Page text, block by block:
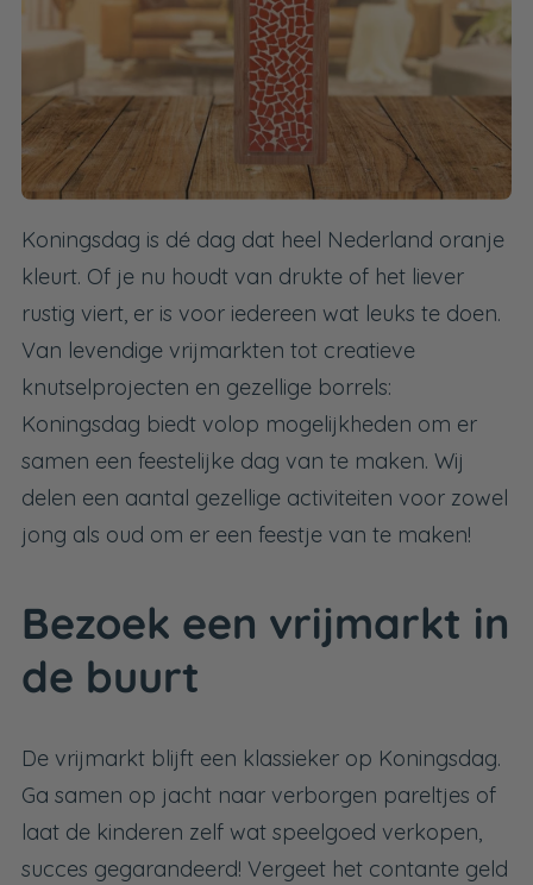
Koningsdag is dé dag dat heel Nederland oranje
kleurt. Of je nu houdt van drukte of het liever
rustig viert, er is voor iedereen wat leuks te doen.
Van levendige vrijmarkten tot creatieve
knutselprojecten en gezellige borrels:
Koningsdag biedt volop mogelijkheden om er
samen een feestelijke dag van te maken. Wij
delen een aantal gezellige activiteiten voor zowel
jong als oud om er een feestje van te maken!
Bezoek een vrijmarkt in
de buurt
De vrijmarkt blijft een klassieker op Koningsdag.
Ga samen op jacht naar verborgen pareltjes of
laat de kinderen zelf wat speelgoed verkopen,
succes gegarandeerd! Vergeet het contante geld